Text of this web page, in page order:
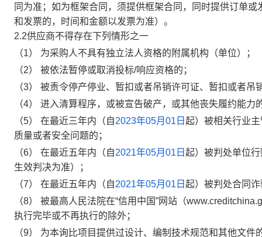
同为准；如为框架合同，须提供框架合同，同时提供订单
和发票的，时间和金额以发票为准）。
2.2供应商不得存在下列情形之一
（1）
为采购人不具有独立法人资格的附属机构（单位）；
（2） 被依法暂停或取消投标/响应资格的；
（3）
被责令停产停业、暂扣或者吊销许可证、暂扣或者吊
（4）
进入清算程序，或被宣告破产，或其他丧失履约能力
（5） 在最近三年内（自2023年05月01日 起）被相关行业
质量或者安全问题的；
（6） 在最近五年内（自2021年05月01日 起）被判处单位
生效判决为准）；
（7） 在最近五年内（自2021年05月01日 起）被判处合同
（8） 被最高人民法院在“信用中国”网站（
执行完毕或不再执行的除外；
（9） 为本询 比项目提供过设计、编制技术规范和其他文件